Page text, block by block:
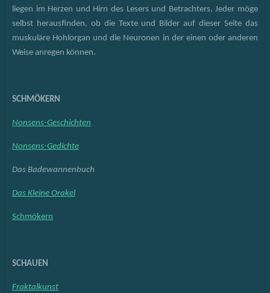
liegen im Herzen und Hirn des Lesers und Betrachters. Jeder möge
selbst herausfinden, ob die Texte und Bilder auf dieser Seite das
muskuläre Hohlorgan und die Neuronen in der einen oder anderen
Weise anregen können.
SCHMÖKERN
Nonsens-Geschichten
Nonsens-Gedichte
Das Badewannenbuch
Das Kleine Orakel
Schmökern
SCHAUEN
Fraktalkunst